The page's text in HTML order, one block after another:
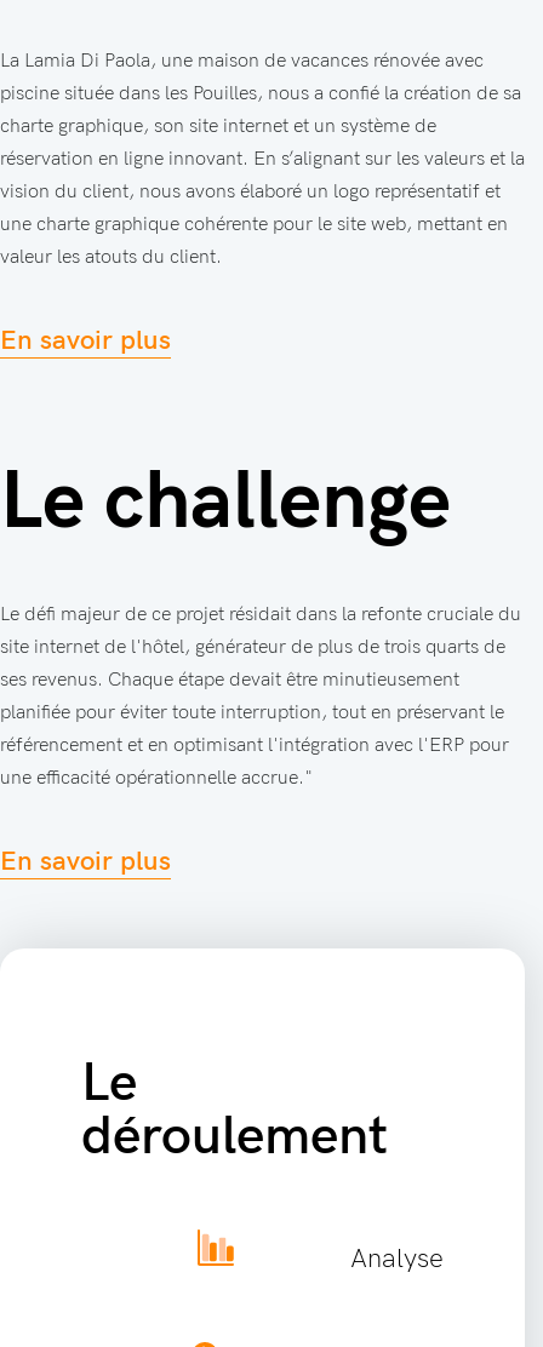
La Lamia Di Paola, une maison de vacances rénovée avec
piscine située dans les Pouilles, nous a confié la création de sa
charte graphique, son site internet et un système de
réservation en ligne innovant. En s’alignant sur les valeurs et la
vision du client, nous avons élaboré un logo représentatif et
une charte graphique cohérente pour le site web, mettant en
valeur les atouts du client.
En savoir plus
Le challenge
Le défi majeur de ce projet résidait dans la refonte cruciale du
site internet de l'hôtel, générateur de plus de trois quarts de
ses revenus. Chaque étape devait être minutieusement
planifiée pour éviter toute interruption, tout en préservant le
référencement et en optimisant l'intégration avec l'ERP pour
une efficacité opérationnelle accrue."
En savoir plus
Le
déroulement
Analyse